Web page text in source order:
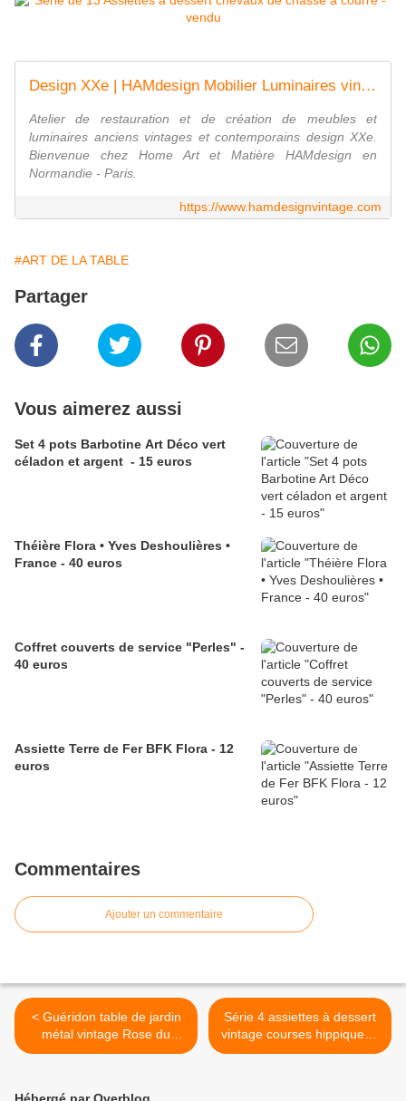
Design XXe | HAMdesign Mobilier Luminaires vintages
Atelier de restauration et de création de meubles et
luminaires anciens vintages et contemporains design XXe.
Bienvenue chez Home Art et Matière HAMdesign en
Normandie - Paris.
https://www.hamdesignvintage.com
#ART DE LA TABLE
Partager
Vous aimerez aussi
Set 4 pots Barbotine Art Déco vert
céladon et argent - 15 euros
Théière Flora • Yves Deshoulières •
France - 40 euros
Coffret couverts de service "Perles" -
40 euros
Assiette Terre de Fer BFK Flora - 12
euros
Commentaires
Ajouter un commentaire
< Guéridon table de jardin
métal vintage Rose du
Rocher - 190 euros
Série 4 assiettes à dessert
vintage courses hippiques -
VENDU >